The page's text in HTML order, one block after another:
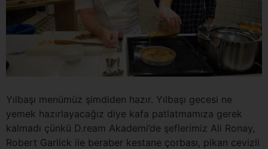
Yılbaşı menümüz şimdiden hazır. Yılbaşı gecesi ne
yemek hazırlayacağız diye kafa patlatmamıza gerek
kalmadı çünkü D.ream Akademi’de şeflerimiz Ali Ronay,
Robert Garlick ile beraber kestane çorbası, pikan cevizli